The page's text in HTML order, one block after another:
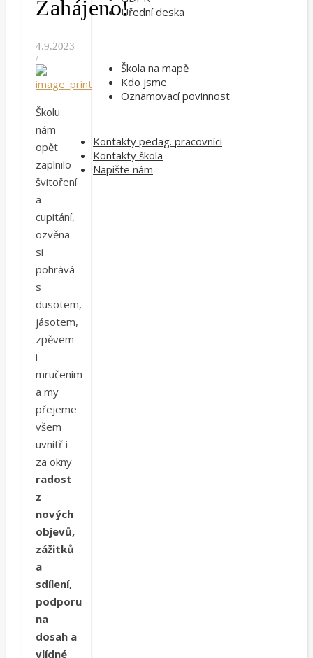
Zahájeno!
4.9.2023
/
Školu
nám
opět
zaplnilo
švitoření
a
cupitání,
ozvěna
si
pohrává
s
dusotem,
jásotem,
zpěvem
i
mručením
a my
přejeme
všem
uvnitř i
za okny
radost
z
nových
objevů,
zážitků
a
sdílení,
podporu
na
dosah a
vlídné
Úřední deska
Škola na mapě
Kdo jsme
Oznamovací povinnost
Kontakty pedag. pracovníci
Kontakty škola
Napište nám